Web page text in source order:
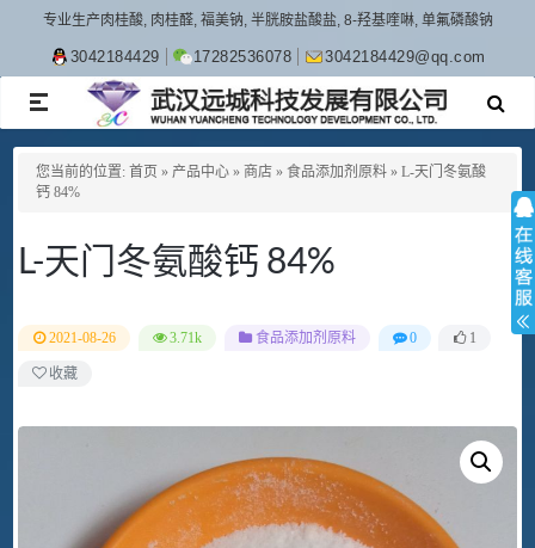
专业生产肉桂酸, 肉桂醛, 福美钠, 半胱胺盐酸盐, 8-羟基喹啉, 单氟磷酸钠
3042184429 17282536078 3042184429@qq.com
TOGGLE
NAVIGATION
您当前的位置: 首页 » 产品中心 » 商店 » 食品添加剂原料 » L-天门冬氨酸
钙 84%
L-天门冬氨酸钙 84%
2021-08-26 3.71k 食品添加剂原料 0 1
收藏